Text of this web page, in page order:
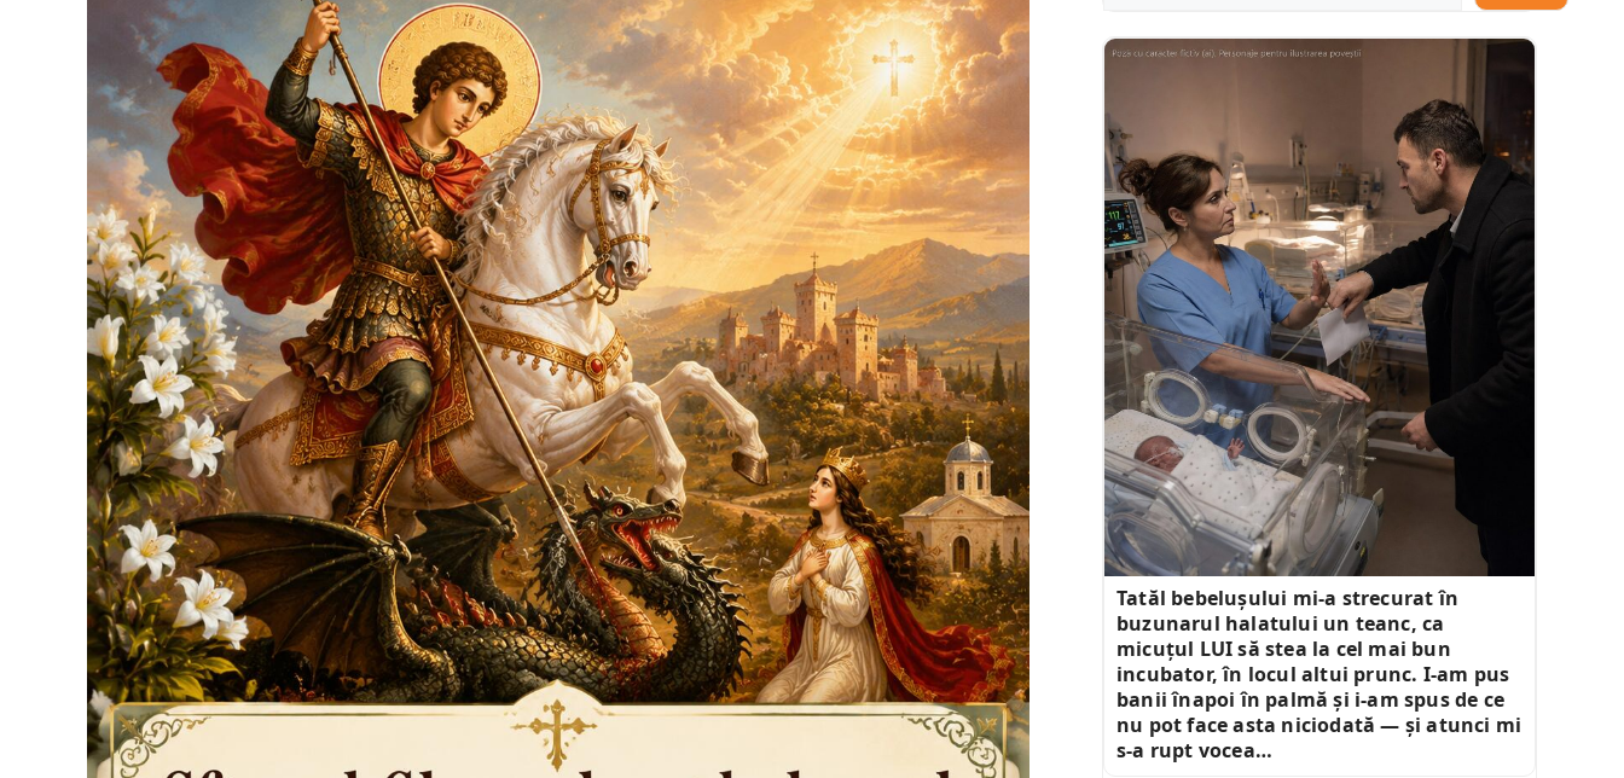
Tatăl bebelușului mi-a strecurat în
buzunarul halatului un teanc, ca
micuțul LUI să stea la cel mai bun
incubator, în locul altui prunc. I-am pus
banii înapoi în palmă și i-am spus de ce
nu pot face asta niciodată — și atunci mi
s-a rupt vocea…